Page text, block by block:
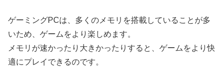
ゲーミングPCは、多くのメモリを搭載していることが多
いため、ゲームをより楽しめます。
メモリが速かったり大きかったりすると、ゲームをより快
適にプレイできるのです。